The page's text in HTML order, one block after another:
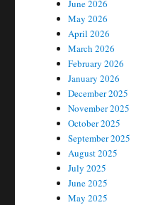
June 2026
May 2026
April 2026
March 2026
February 2026
January 2026
December 2025
November 2025
October 2025
September 2025
August 2025
July 2025
June 2025
May 2025